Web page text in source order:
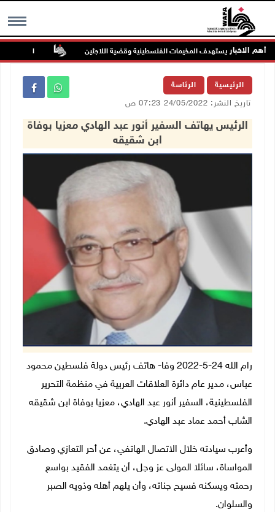
MENU أهم الاخبار
قلنديا يستهدف المخيمات الفلسطينية وقضية اللاجئين الاحتلال
الرئيسية الرئاسة
تاريخ النشر: 24/05/2022 07:23 ص
الرئيس يهاتف السفير أنور عبد الهادي معزيا بوفاة
ابن شقيقه
رام الله 24-5-2022 وفا- هاتف رئيس دولة فلسطين محمود
عباس، مدير عام دائرة العلاقات العربية في منظمة التحرير
الفلسطينية، السفير أنور عبد الهادي، معزيا بوفاة ابن شقيقه
الشاب أحمد عماد عبد الهادي.
وأعرب سيادته خلال الاتصال الهاتفي، عن أحر التعازي وصادق
المواساة، سائلا المولى عز وجل، أن يتغمد الفقيد بواسع
رحمته ويسكنه فسيح جناته، وأن يلهم أهله وذويه الصبر
والسلوان.